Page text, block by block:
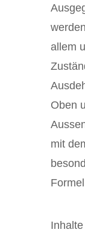
allem
Oben
mit